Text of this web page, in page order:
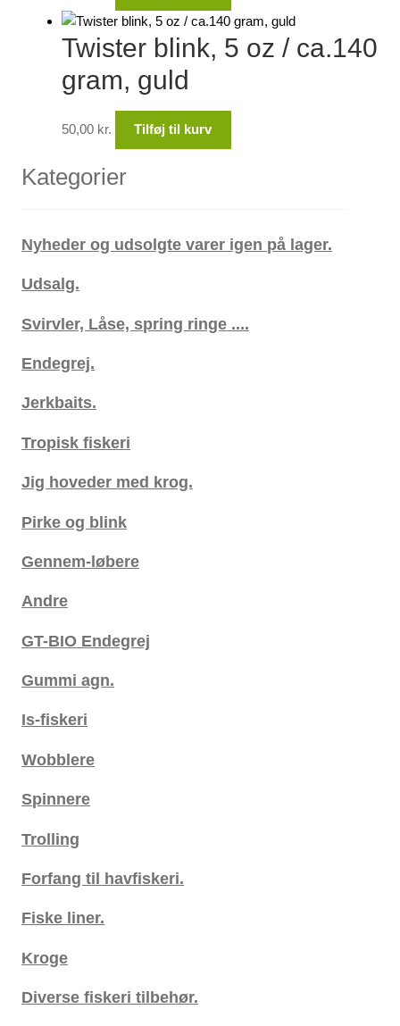
Twister blink, 5 oz / ca.140
gram, guld
50,00 kr. Tilføj til kurv
Kategorier
Nyheder og udsolgte varer igen på lager.
Udsalg.
Svirvler, Låse, spring ringe ....
Endegrej.
Jerkbaits.
Tropisk fiskeri
Jig hoveder med krog.
Pirke og blink
Gennem-løbere
Andre
GT-BIO Endegrej
Gummi agn.
Is-fiskeri
Wobblere
Spinnere
Trolling
Forfang til havfiskeri.
Fiske liner.
Kroge
Diverse fiskeri tilbehør.